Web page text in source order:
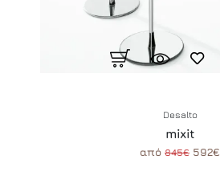
Desalto
mixit
από 845€ 592€